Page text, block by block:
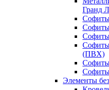
Гранд
(ПВХ)
Элементы